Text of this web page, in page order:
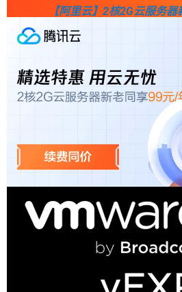
【阿里云】2核2G云服务